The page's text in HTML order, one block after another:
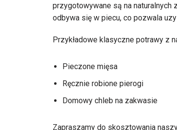
przygotowywane są na naturalnych
odbywa się w piecu, co pozwala
Przykładowe klasyczne potrawy z
Pieczone mięsa
Ręcznie robione pierogi
Domowy chleb na zakwasie
Zapraszamy do skosztowania